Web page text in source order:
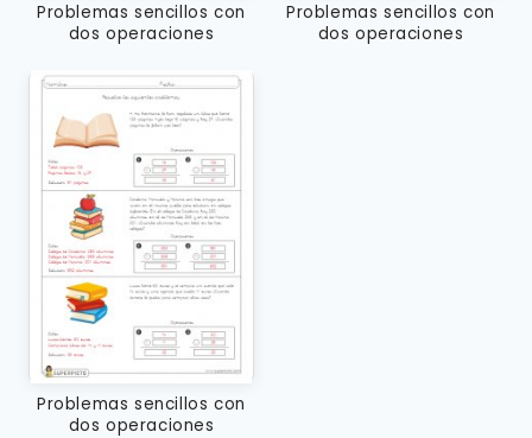
Problemas sencillos con
dos operaciones
Problemas sencillos con
dos operaciones
Problemas sencillos con
dos operaciones